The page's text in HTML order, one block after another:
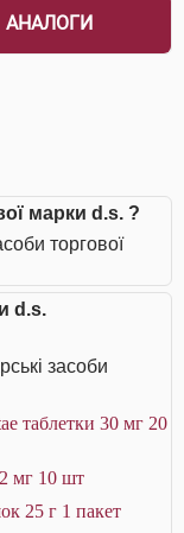
АНАЛОГИ
марки d.s. ?
торгової
d.s.
засоби
таблетки 30 мг 20
мг 10 шт
25 г 1 пакет